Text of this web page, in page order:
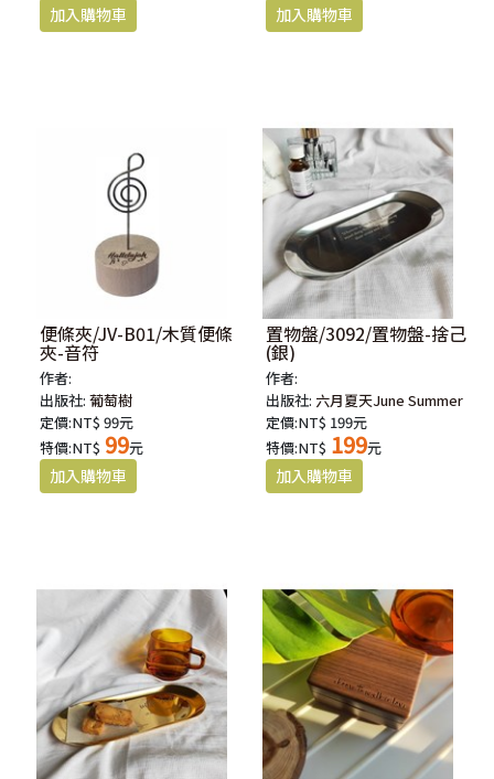
便條夾/JV-B01/木質便條
夾-音符
作者:
出版社:葡萄樹
定價:NT$ 99元
特價:NT$ 99元
置物盤/3092/置物盤-捨己
(銀)
作者:
出版社: 六月夏天June Summer
定價:NT$ 199元
特價:NT$ 199元